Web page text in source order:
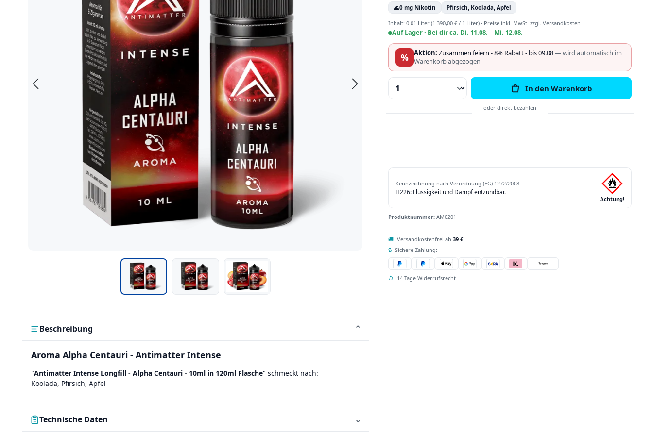
Beschreibung ⌄
Aroma Alpha Centauri - Antimatter Intense
"Antimatter Intense Longfill - Alpha Centauri - 10ml in 120ml Flasche" schmeckt nach:
Koolada, Pfirsich, Apfel
Technische Daten ⌄
🌊0 mg Nikotin Pfirsich, Koolada, Apfel
Inhalt: 0.01 Liter (1.390,00 € / 1 Liter) · Preise inkl. MwSt. zzgl. Versandkosten
Auf Lager · Bei dir ca. Di. 11.08. – Mi. 12.08.
% Aktion: Zusammen feiern - 8% Rabatt - bis 09.08— wird automatisch im
Warenkorb abgezogen
Produkt Anzahl: Gib den gewünschten Wert
In den Warenkorb
Kennzeichnung nach Verordnung (EG) 1272/2008
H226: Flüssigkeit und Dampf entzündbar.
Achtung!
Produktnummer: AM0201
🚚 Versandkostenfrei ab 39 €
🔒 Sichere Zahlung:
↺ 14 Tage Widerrufsrecht